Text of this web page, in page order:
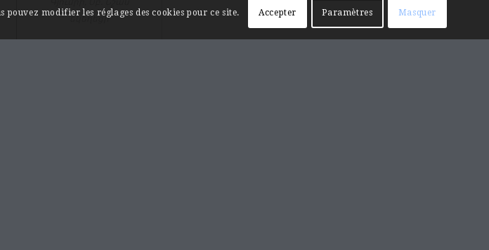
եկեղեցի
pouvez modifier les réglages des cookies pour ce site. Accepter Paramètres Masquer